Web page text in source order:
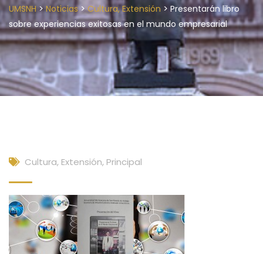
UMSNH>Noticias>Cultura, Extensión > Presentarán libro
sobre experiencias exitosas en el mundo empresarial
Cultura, Extensión, Principal